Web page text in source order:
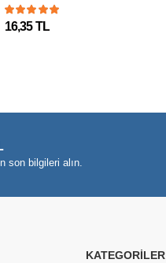
16,35 TL
son bilgileri alın.
KATEGORILER